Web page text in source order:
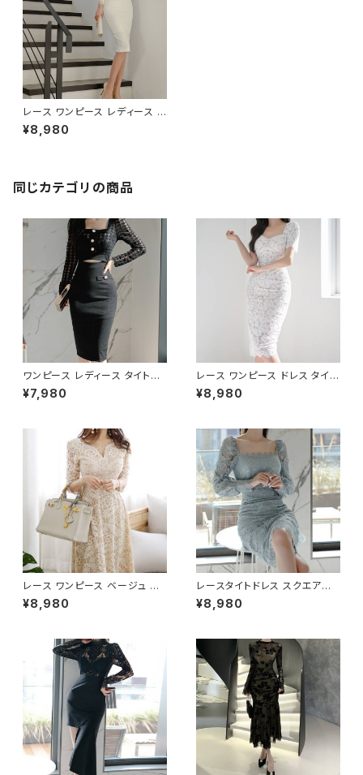
レース ワンピース レディース オ
フショルダー タイトドレス 長袖
エレガント フォーマル 大人 上品
冬 20代 30代 40代 50代 ブラ
ック ホワイト 人気 きれいめ C-
¥8,980
同じカテゴリの商品
ワンピース レディース タイトワ
ンピース タイトドレス ミモレ丈
レースワンピース シースルー 長
レス パーティードレス 結婚式
二次会 お呼ばれ 韓国ファッショ
ン 韓国風 フェミニン エレガント
きれいめ 地雷系 量産型 着痩せ
細見え 春 秋 冬 ブラック 黒 S
M L XL 20代 30代 40代 C-O
SS0260
¥7,980
レース ワンピース ドレス タイト
ワンピ ホワイト きれいめ 清楚
エレガント 大人 上品 パーティ
冬 韓国風 フォーマル レディース
ロング丈 タイトシルエット 美脚
効果 スリム見え 体型カバー C-
OSS0258
¥8,980
レース ワンピース ベージュ マ
キシ丈ドレス 長袖 きれいめ 大
人上品 エレガント デート お呼
-OSS0257
¥8,980
レースタイトドレス スクエアネッ
ク ワンピース ミモレ丈 タイトド
レス 長袖レース エレガント 大
ばれ ドレス ワンピース ブルー
フォーマル 韓国風 キレイ系 体
型カバー 美シルエット スリムフ
ィット レディース 春夏 秋冬 デ
ート 食事会 発表会 同窓会 大
人女子 上品ワンピース C-OSS
0255
¥8,980